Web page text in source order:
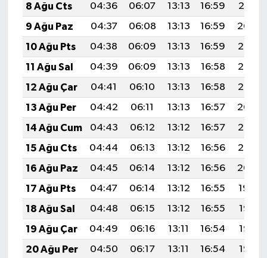
8 Ağu Cts
04:36 06:07 13:13 16:59
20:10
9 Ağu Paz
04:37 06:08 13:13 16:59
20:09
10 Ağu Pts
04:38 06:09 13:13 16:59
20:07
11 Ağu Sal
04:39 06:09 13:13 16:58
20:06
12 Ağu Çar
04:41 06:10 13:13 16:58
20:05
13 Ağu Per
04:42 06:11 13:13 16:57
20:04
14 Ağu Cum
04:43 06:12 13:12 16:57
20:03
15 Ağu Cts
04:44 06:13 13:12 16:56
20:02
16 Ağu Paz
04:45 06:14 13:12 16:56
20:00
17 Ağu Pts
04:47 06:14 13:12 16:55
19:59
18 Ağu Sal
04:48 06:15 13:12 16:55
19:58
19 Ağu Çar
04:49 06:16 13:11 16:54
19:57
20 Ağu Per
04:50 06:17 13:11 16:54
19:55